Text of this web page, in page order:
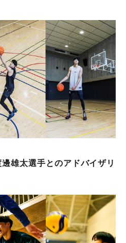
雄太選手とのアドバイザリ